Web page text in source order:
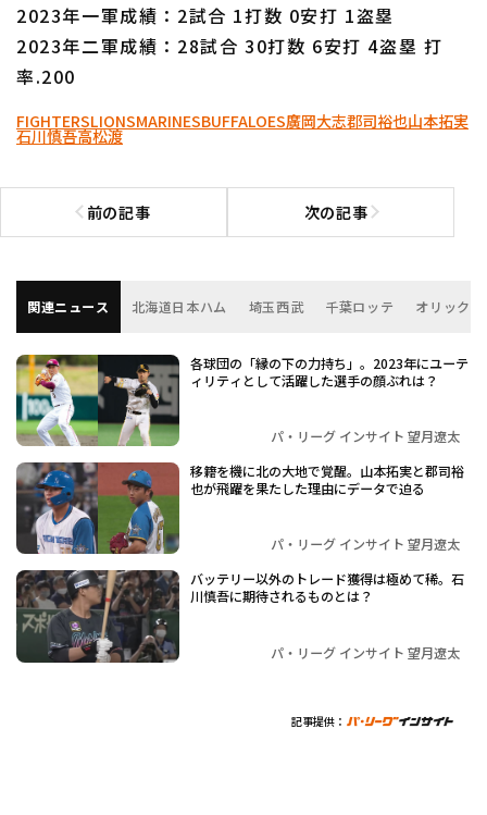
2023年一軍成績：2試合 1打数 0安打 1盗塁
2023年二軍成績：28試合 30打数 6安打 4盗塁 打
率.200
FIGHTERSLIONSMARINESBUFFALOES廣岡大志郡司裕也山本拓実
石川慎吾高松渡
前の記事
前の記事へ 次の記事次の記事へ
関連ニュース 北海道日本ハム 埼玉西武 千葉ロッテ オリックス
各球団の「縁の下の力持ち」。2023年にユーテ
ィリティとして活躍した選手の顔ぶれは？
パ・リーグ インサイト 望月遼太
移籍を機に北の大地で覚醒。山本拓実と郡司裕
也が飛躍を果たした理由にデータで迫る
パ・リーグ インサイト 望月遼太
バッテリー以外のトレード獲得は極めて稀。石
川慎吾に期待されるものとは？
パ・リーグ インサイト 望月遼太
記事提供：